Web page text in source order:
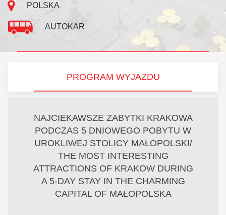
POLSKA
AUTOKAR
PROGRAM WYJAZDU
NAJCIEKAWSZE ZABYTKI KRAKOWA
PODCZAS 5 DNIOWEGO POBYTU W
UROKLIWEJ STOLICY MAŁOPOLSKI/
THE MOST INTERESTING
ATTRACTIONS OF KRAKOW DURING
A 5-DAY STAY IN THE CHARMING
CAPITAL OF MAŁOPOLSKA